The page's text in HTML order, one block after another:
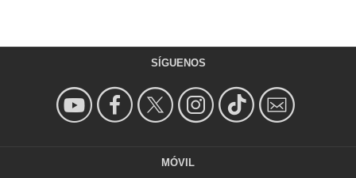
SÍGUENOS
MÓVIL